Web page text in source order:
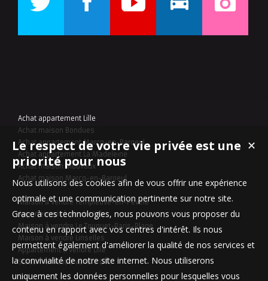
Achat appartement Lille
Achat maison Bondues
Achat appartement Marcq-en-Baroeul
Achat appartement La Madeleine
Achat maison Mouvaux
Achat maison Marcq-en-Baroeul
Maison à vendre Templeuve-en-Pévèle
Appartement à vendre Lille
Maison à vendre Le Touquet-Paris-Plage
Maison à vendre Linselles
Appartement à vendre Lille
Stationnement à vendre Lille
✕
Le respect de votre vie privée est une
priorité pour nous
Nous utilisons des cookies afin de vous offrir une expérience
optimale et une communication pertinente sur notre site.
Grace à ces technologies, nous pouvons vous proposer du
contenu en rapport avec vos centres d'intérêt. Ils nous
permettent également d'améliorer la qualité de nos services et
la convivialité de notre site internet. Nous utiliserons
uniquement les données personnelles pour lesquelles vous